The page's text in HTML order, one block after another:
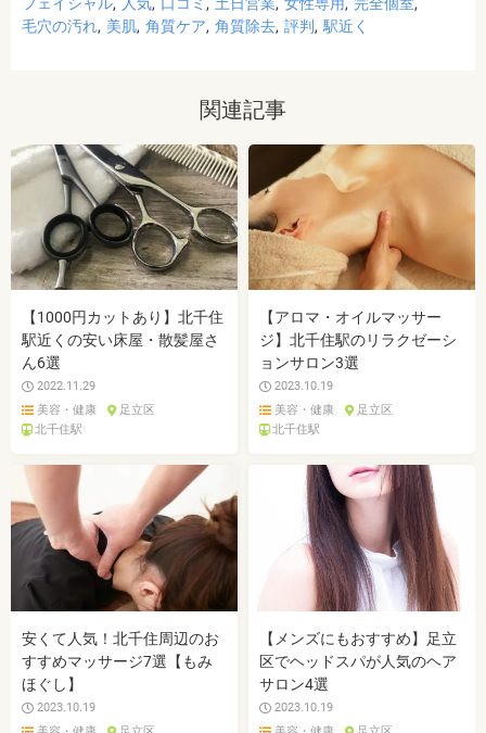
毛穴の汚れ 美肌 角質ケア 角質除去 評判 駅近く
関連記事
【1000円カットあり】北千住
駅近くの安い床屋・散髪屋さ
ん6選
2022.11.29
美容・健康
足立区
北千住駅
【アロマ・オイルマッサー
ジ】北千住駅のリラクゼーシ
ョンサロン3選
2023.10.19
美容・健康
足立区
北千住駅
安くて人気！北千住周辺のお
すすめマッサージ7選【もみ
ほぐし】
2023.10.19
【メンズにもおすすめ】足立
区でヘッドスパが人気のヘア
サロン4選
2023.10.19